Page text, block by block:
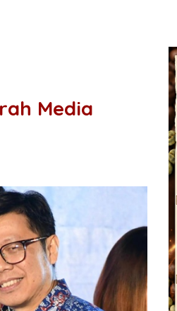
Media